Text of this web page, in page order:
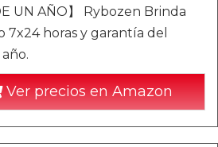
UN AÑO】 Rybozen Brinda
7x24 horas y garantía del
Ver precios en Amazon